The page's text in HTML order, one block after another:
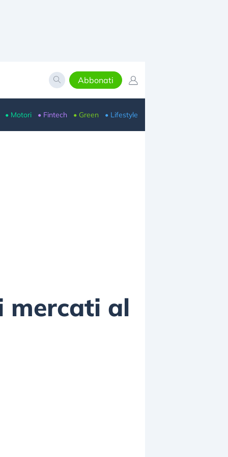
Abbonati
• Motori • Fintech • Green • Lifestyle
mercati al